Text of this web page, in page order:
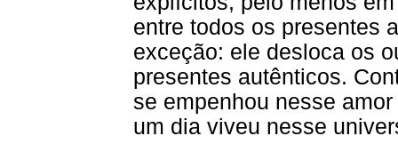
entre todos os presentes
exceção: ele desloca os
presentes autênticos.
se empenhou nesse
um dia viveu nesse